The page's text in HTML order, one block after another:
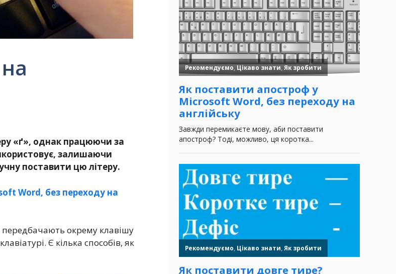
«ґ», однак працюючи за
залишаючи
поставити цю літеру.
Word, без переходу на
передбачають окрему клавішу
Є кілька способів, як